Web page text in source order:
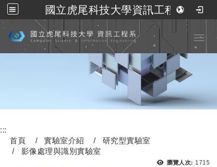
國立虎尾科技大學資訊工程系
跳到主要內容
:::
首頁
實驗室介紹
研究型實驗室
影像處理與識別實驗室
瀏覽人次: 1715